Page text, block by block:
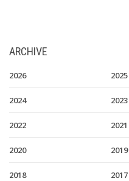
ARCHIVE
2026 2025
2024 2023
2022 2021
2020 2019
2018 2017